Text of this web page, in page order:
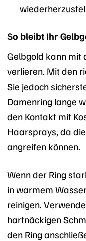
So bleibt Ihr
Gelbgold kann mit
verlieren. Mit den
Sie jedoch
Damenring lange
den Kontakt mit
Haarsprays, da
angreifen können.
Wenn der Ring
in warmem
reinigen.
hartnäckigen
den Ring